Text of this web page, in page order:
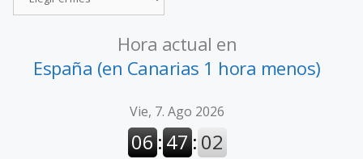
Hora actual en
España (en Canarias 1 hora menos)